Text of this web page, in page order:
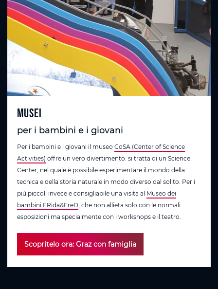
Musei
per i bambini e i giovani
Per i bambini e i giovani il museo CoSA (Center of Science
Activities) offre un vero divertimento: si tratta di un Science
Center, nel quale è possibile esperimentare il mondo della
tecnica e della storia naturale in modo diverso dal solito. Per i
più piccoli invece e consigliabile una visita al Museo dei
bambini FRida&FreD, che non allieta solo con le normali
esposizioni ma specialmente con i workshops e il teatro.
Scopritelo ora: Graz con famiglia